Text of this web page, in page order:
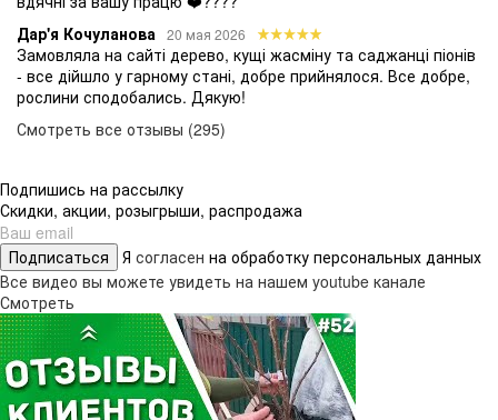
Дар'я Кочуланова 20 мая 2026
Замовляла на сайті дерево, кущі жасміну та саджанці піонів
- все дійшло у гарному стані, добре прийнялося. Все добре,
рослини сподобались. Дякую!
Смотреть все отзывы (295)
Подпишись на рассылку
Скидки, акции, розыгрыши, распродажа
Подписаться Я согласен на обработку персональных данных
Все видео вы можете увидеть на нашем youtube канале
Смотреть